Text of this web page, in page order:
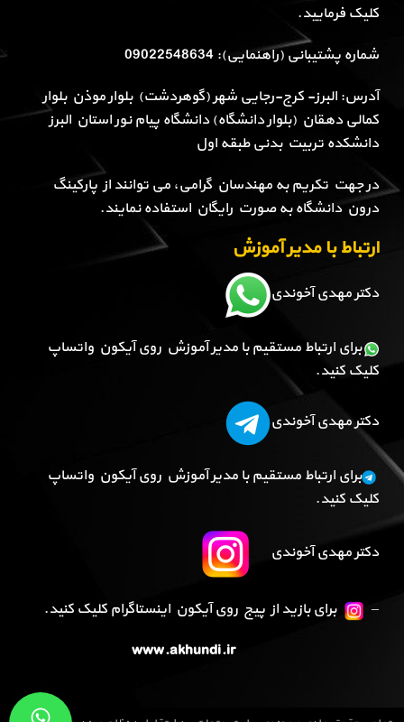
کلیک فرمایید.
شماره پشتیبانی (راهنمایی): 09022548634
آدرس: البرز- کرج-رجایی شهر (گوهردشت) بلوار موذن بلوار
کمالی دهقان (بلوار دانشگاه) دانشگاه پیام نور استان البرز
دانشکده تربیت بدنی طبقه اول
در جهت تکریم به مهندسان گرامی، می توانند از پارکینگ
درون دانشگاه به صورت رایگان استفاده نمایند.
ارتباط با مدیر آموزش
دکتر مهدی آخوندی
برای ارتباط مستقیم با مدیر آموزش روی آیکون واتساپ
کلیک کنید.
دکتر مهدی آخوندی
برای ارتباط مستقیم با مدیر آموزش روی آیکون واتساپ
کلیک کنید.
دکتر مهدی آخوندی
–
برای بازید از پیج روی آیکون اینستاگرام کلیک کنید.
www.akhundi.ir